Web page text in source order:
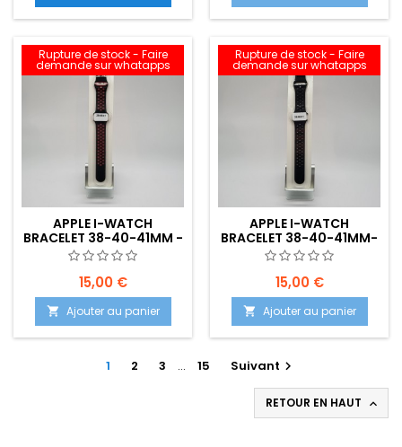
Rupture de stock - Faire
demande sur whatapps
APPLE I-WATCH
BRACELET 38-40-41MM -
NOIR-ROUGE(BICOLORE)
-EMPLACEMENT:
15,00 €
 Ajouter au panier
Rupture de stock - Faire
demande sur whatapps
APPLE I-WATCH
BRACELET 38-40-41MM-
NOIR-NOIR(BICOLORE) -
EMPLACEMENT:
15,00 €
 Ajouter au panier
1 2 3 … 15 Suivant 
RETOUR EN HAUT 